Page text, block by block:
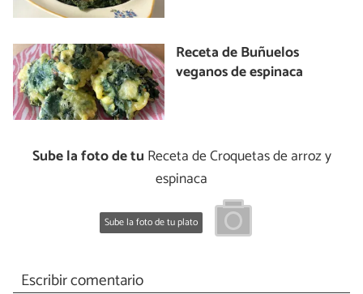
Receta de Buñuelos
veganos de espinaca
Sube la foto de tu Receta de Croquetas de arroz y
espinaca
Sube la foto de tu plato
Escribir comentario